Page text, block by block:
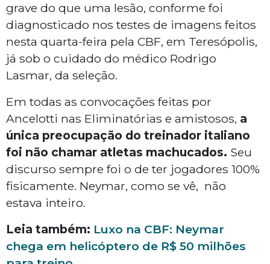
grave do que uma lesão, conforme foi
diagnosticado nos testes de imagens feitos
nesta quarta-feira pela CBF, em Teresópolis,
já sob o cuidado do médico Rodrigo
Lasmar, da seleção.
Em todas as convocações feitas por
Ancelotti nas Eliminatórias e amistosos, a
única preocupação do treinador italiano
foi não chamar atletas machucados. Seu
discurso sempre foi o de ter jogadores 100%
fisicamente. Neymar, como se vê, não
estava inteiro.
Leia também: Luxo na CBF: Neymar
chega em helicóptero de R$ 50 milhões